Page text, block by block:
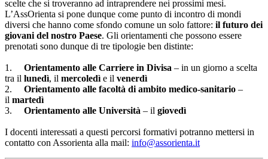
scelte che si troveranno ad intraprendere nei prossimi mesi.
L’AssOrienta si pone dunque come punto di incontro di mondi
diversi che hanno come sfondo comune un solo fattore: il futuro dei
giovani del nostro Paese. Gli orientamenti che possono essere
prenotati sono dunque di tre tipologie ben distinte:
1. Orientamento alle Carriere in Divisa – in un giorno a scelta
tra il lunedì, il mercoledì e il venerdì
2. Orientamento alle facoltà di ambito medico-sanitario –
il martedì
3. Orientamento alle Università – il giovedì
I docenti interessati a questi percorsi formativi potranno mettersi in
contatto con Assorienta alla mail: info@assorienta.it